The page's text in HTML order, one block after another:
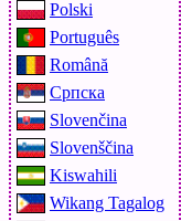
Polski
Português
Română
Српска
Slovenčina
Slovenščina
Kiswahili
Wikang Tagalog